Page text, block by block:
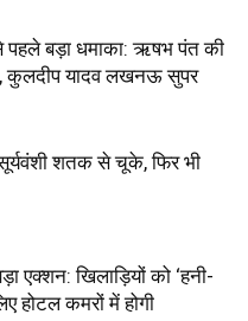
बड़ा धमाका: ऋषभ पंत की
कुलदीप यादव लखनऊ सुपर
शतक से चूके, फिर भी
एक्शन: खिलाड़ियों को ‘हनी-
होटल कमरों में होगी